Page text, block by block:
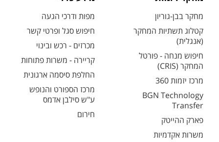
מחקר בבן-גוריון
קטלוג תשתיות המחקר
(אנגלית)
חיפוש מנחה - פורטל
המחקר (CRIS)
מרכז יזמות 360
BGN Technology
Transfer
פארק ההייטק
משרות אקדמיות
מפות ודרכי הגעה
חיפוש סגל ופרטי קשר
מכרזים - רכש ובינוי
קריירה - משרות פתוחות
החלפת סיסמה ארגונית
מרכז הספורט והנופש
ע"ש סילבן אדמס
חירום